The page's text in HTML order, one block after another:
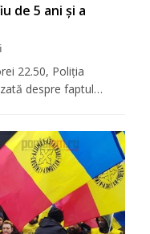
de 5 ani și a
22.50, Poliția
despre faptul…